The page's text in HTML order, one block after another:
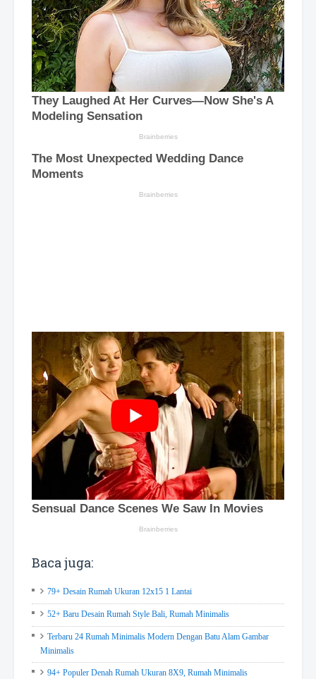
Baca juga:
79+ Desain Rumah Ukuran 12x15 1 Lantai
52+ Baru Desain Rumah Style Bali, Rumah Minimalis
Terbaru 24 Rumah Minimalis Modern Dengan Batu Alam Gambar
Minimalis
94+ Populer Denah Rumah Ukuran 8X9, Rumah Minimalis